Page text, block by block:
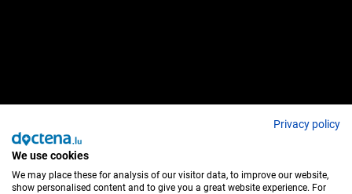
Privacy policy
We use cookies
We may place these for analysis of our visitor data, to improve our website,
show personalised content and to give you a great website experience. For